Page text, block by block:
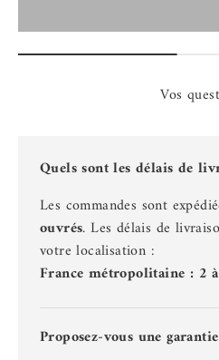
Vos
Quels sont les délais de
Les commandes sont
ouvrés. Les délais de
votre localisation :
France métropolitaine : 2
Proposez-vous une